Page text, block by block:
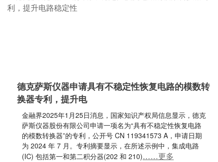
德克萨斯仪器申请具有不稳定性恢复电路的模数转
换器专利，提升电
金融界2025年1月25日消息，国家知识产权局信息显示，德克
萨斯仪器股份有限公司申请一项名为“具有不稳定性恢复电路
的模数转换器”的专利，公开号 CN 119341573 A，申请日期
为 2024 年 7 月。专利摘要显示，在所述示例中，集成电路
(IC) 包括第一和第二积分器(202 和 210)……更多